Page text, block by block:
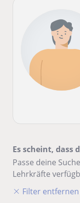
Es scheint, dass
Passe deine
Lehrkräfte
Filter entfernen